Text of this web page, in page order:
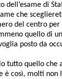
dell’esame di
che
del centro per
quello di
posto da
tutto quello che
è così, molti non